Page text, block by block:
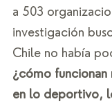
a 503
investigación
Chile no había
¿cómo
en lo deportivo,